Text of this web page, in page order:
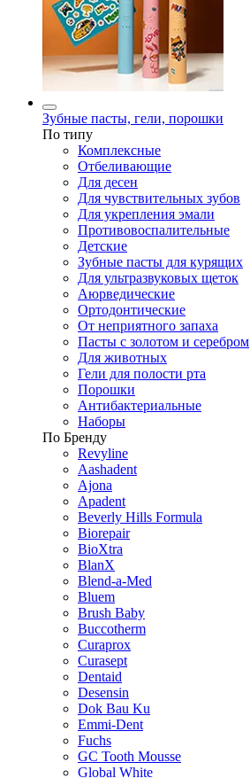
Зубные пасты, гели, порошки
По типу
Комплексные
Отбеливающие
Для десен
Для чувствительных зубов
Для укрепления эмали
Противовоспалительные
Детские
Зубные пасты для курящих
Для ультразвуковых щеток
Аюрведические
Ортодонтические
От неприятного запаха
Пасты с золотом и серебром
Для животных
Гели для полости рта
Порошки
Антибактериальные
Наборы
По Бренду
Revyline
Aashadent
Ajona
Apadent
Beverly Hills Formula
Biorepair
BioXtra
BlanX
Blend-a-Med
Bluem
Brush Baby
Buccotherm
Curaprox
Curasept
Dentaid
Desensin
Dok Bau Ku
Emmi-Dent
Fuchs
GC Tooth Mousse
Global White